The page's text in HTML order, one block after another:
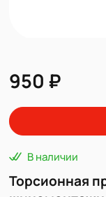
950 ₽
В наличии
Торсионная